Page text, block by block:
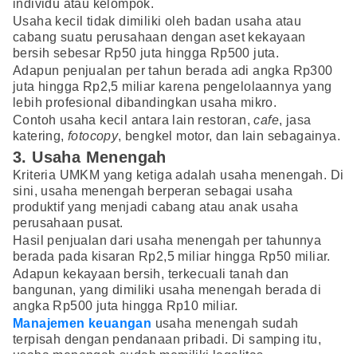
individu atau kelompok.
Usaha kecil tidak dimiliki oleh badan usaha atau
cabang suatu perusahaan dengan aset kekayaan
bersih sebesar Rp50 juta hingga Rp500 juta.
Adapun penjualan per tahun berada adi angka Rp300
juta hingga Rp2,5 miliar karena pengelolaannya yang
lebih profesional dibandingkan usaha mikro.
Contoh usaha kecil antara lain restoran,cafe, jasa
katering,fotocopy, bengkel motor, dan lain sebagainya.
3. Usaha Menengah
Kriteria UMKM yang ketiga adalah usaha menengah. Di
sini, usaha menengah berperan sebagai usaha
produktif yang menjadi cabang atau anak usaha
perusahaan pusat.
Hasil penjualan dari usaha menengah per tahunnya
berada pada kisaran Rp2,5 miliar hingga Rp50 miliar.
Adapun kekayaan bersih, terkecuali tanah dan
bangunan, yang dimiliki usaha menengah berada di
angka Rp500 juta hingga Rp10 miliar.
Manajemen keuangan usaha menengah sudah
terpisah dengan pendanaan pribadi. Di samping itu,